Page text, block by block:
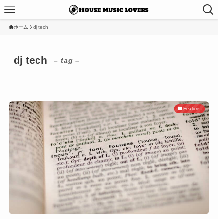
ホーム dj tech
dj tech – tag –
Features